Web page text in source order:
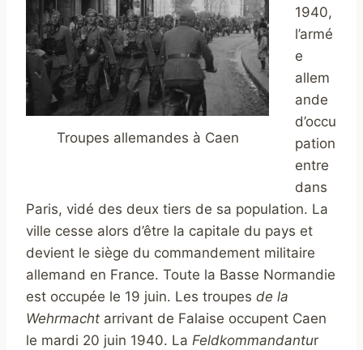
Troupes allemandes à Caen
1940,
l’armé
e
allem
ande
d’occu
pation
entre
dans
Paris, vidé des deux tiers de sa population. La
ville cesse alors d’être la capitale du pays et
devient le siège du commandement militaire
allemand en France. Toute la Basse Normandie
est occupée le 19 juin. Les troupes de la
Wehrmacht arrivant de Falaise occupent Caen
le mardi 20 juin 1940. La Feldkommandantur